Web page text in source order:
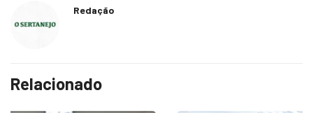
Redação
Relacionado